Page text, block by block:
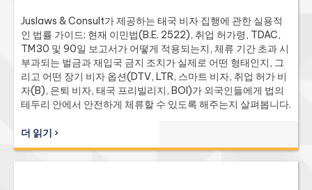
Juslaws & Consult가 제공하는 태국 비자 집행에 관한 실용적
인 법률 가이드: 현재 이민법(B.E. 2522), 취업 허가령, TDAC,
TM30 및 90일 보고서가 어떻게 적용되는지, 체류 기간 초과 시
부과되는 벌금과 재입국 금지 조치가 실제로 어떤 형태인지, 그
리고 어떤 장기 비자 옵션(DTV, LTR, 스마트 비자, 취업 허가 비
자(B), 은퇴 비자, 태국 프리빌리지, BOI)가 외국인들에게 법의
테두리 안에서 안전하게 체류할 수 있도록 해주는지 살펴봅니다.
더 읽기 ›